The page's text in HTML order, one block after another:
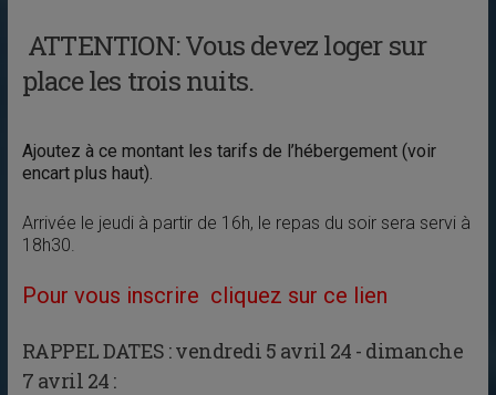
ATTENTION: Vous devez loger sur
place les trois nuits.
Ajoutez à ce montant les tarifs de l’hébergement (voir
encart plus haut).
Arrivée le jeudi à partir de 16h, le repas du soir sera servi à
18h30.
Pour vous inscrire cliquez sur ce lien
RAPPEL DATES :vendredi 5 avril 24 - dimanche
7 avril 24 :